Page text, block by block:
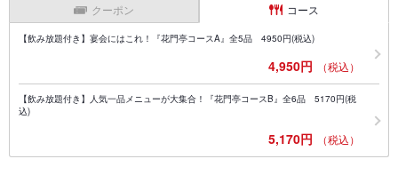
クーポン コース
【飲み放題付き】宴会にはこれ！『花門亭コースA』全5品 4950円(税込)
4,950円 （税込）
【飲み放題付き】人気一品メニューが大集合！『花門亭コースB』全6品 5170円(税
込)
5,170円 （税込）